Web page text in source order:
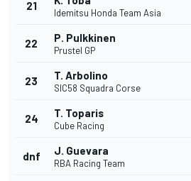
21
Idemitsu Honda Team Asia
22 P. Pulkkinen
Prustel GP
23 T. Arbolino
SIC58 Squadra Corse
24 T. Toparis
Cube Racing
dnf J. Guevara
RBA Racing Team